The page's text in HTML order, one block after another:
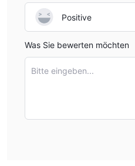
Positive
Was Sie bewerten möchten
Bitte eingeben...